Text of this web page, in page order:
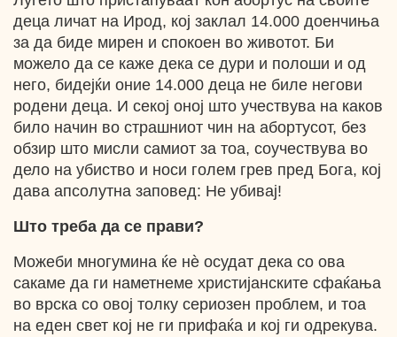
деца личат на Ирод, кој заклал 14.000 доенчиња
за да биде мирен и спокоен во животот. Би
можело да се каже дека се дури и полоши и од
него, бидејќи оние 14.000 деца не биле негови
родени деца. И секој оној што учествува на каков
било начин во страшниот чин на абортусот, без
обзир што мисли самиот за тоа, соучествува во
дело на убиство и носи голем грев пред Бога, кој
дава апсолутна заповед: Не убивај!
Што треба да се прави?
Можеби многумина ќе нѐ осудат дека со ова
сакаме да ги наметнеме христијанските сфаќања
во врска со овој толку сериозен проблем, и тоа
на еден свет кој не ги прифаќа и кој ги одрекува.